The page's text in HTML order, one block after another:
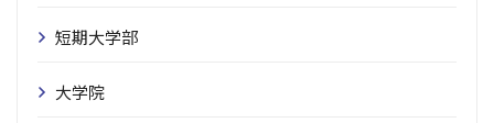
短期大学部
大学院